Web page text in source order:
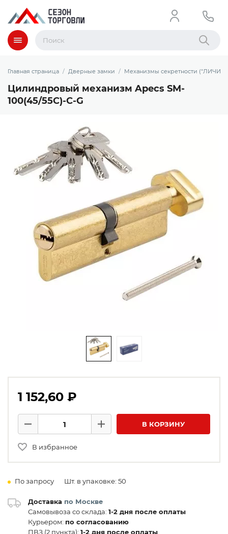
Меню Найти
Главная страница Дверные замки Механизмы секретности
Цилиндровый механизм Apecs SM-
100(45/55C)-C-G
1 152,60 ₽
Минус
Плюс В КОРЗИНУ
В избранное
По запросу Шт. в упаковке: 50
Доставка по Москве
Самовывоза со склада: 1-2 дня после оплаты
Курьером: по согласованию
ПВЗ (2 пункта): 1-2 дня после оплаты